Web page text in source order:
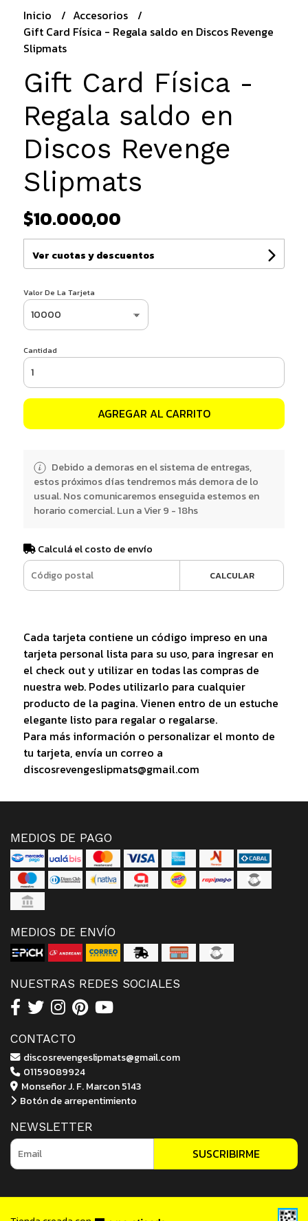
Inicio
Accesorios
Gift Card Física - Regala saldo en Discos Revenge
Slipmats
Gift Card Física -
Regala saldo en
Discos Revenge
Slipmats
$10.000,00
Ver cuotas y descuentos
Valor De La Tarjeta
Cantidad
AGREGAR AL CARRITO
Debido a demoras en el sistema de entregas,
estos próximos días tendremos más demora de lo
usual. Nos comunicaremos enseguida estemos en
horario comercial. Lun a Vier 9 - 18hs
Calculá el costo de envío
CALCULAR
Cada tarjeta contiene un código impreso en una
tarjeta personal lista para su uso, para ingresar en
el check out y utilizar en todas las compras de
nuestra web. Podes utilizarlo para cualquier
producto de la pagina. Vienen entro de un estuche
elegante listo para regalar o regalarse.
Para más información o personalizar el monto de
tu tarjeta, envía un correo a
discosrevengeslipmats@gmail.com
MEDIOS DE PAGO
MEDIOS DE ENVÍO
NUESTRAS REDES SOCIALES
CONTACTO
discosrevengeslipmats@gmail.com
01159089924
Monseñor J. F. Marcon 5143
Botón de arrepentimiento
NEWSLETTER
SUSCRIBIRME